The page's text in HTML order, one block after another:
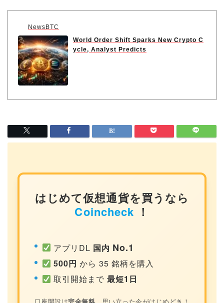
NewsBTC
World Order Shift Sparks New Crypto C
ycle, Analyst Predicts
はじめて仮想通貨を買うなら
Coincheck ！
アプリDL 国内 No.1
500円 から 35 銘柄を購入
取引開始まで最短1日